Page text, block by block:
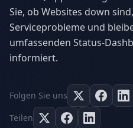
Sie, ob Websites down
Serviceprobleme und
umfassenden Status-
informiert.
Folgen Sie uns
Teilen